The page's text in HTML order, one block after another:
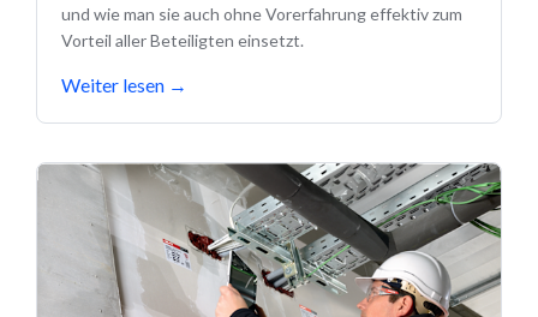
und wie man sie auch ohne Vorerfahrung effektiv zum
Vorteil aller Beteiligten einsetzt.
Weiter lesen →